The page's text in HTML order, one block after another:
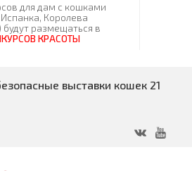
выставки кошек 21